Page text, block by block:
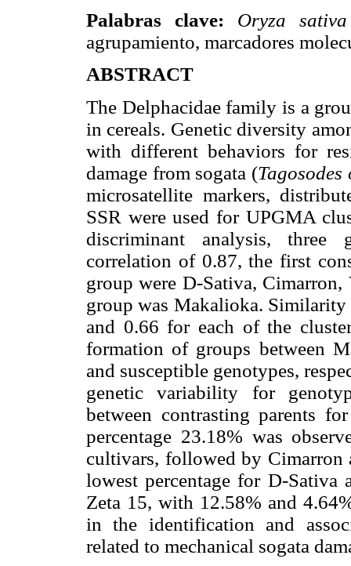
Palabras clave: Oryza
agrupamiento, marcadores
ABSTRACT
The Delphacidae family is a
in cereals. Genetic diversity
with different behaviors for
damage from sogata (
microsatellite markers,
SSR were used for UPGMA
discriminant analysis, three
correlation of 0.87, the first
group were D-Sativa,
group was Makalioka.
and 0.66 for each of the
formation of groups between
and susceptible genotypes,
genetic variability for
between contrasting parents
percentage 23.18% was
cultivars, followed by Cimarron
lowest percentage for D-Sativa
Zeta 15, with 12.58% and
in the identification and
related to mechanical sogata